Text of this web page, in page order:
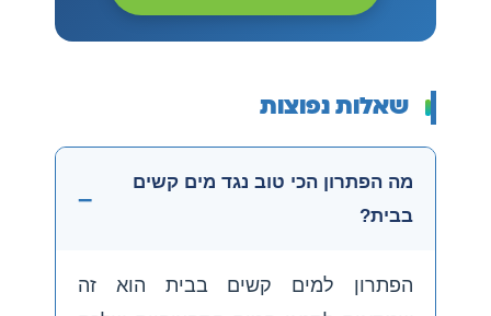
שאלות נפוצות
מה הפתרון הכי טוב נגד מים קשים
בבית?
הפתרון למים קשים בבית הוא זה